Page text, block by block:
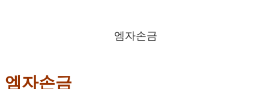
엠자손금
엠자손금